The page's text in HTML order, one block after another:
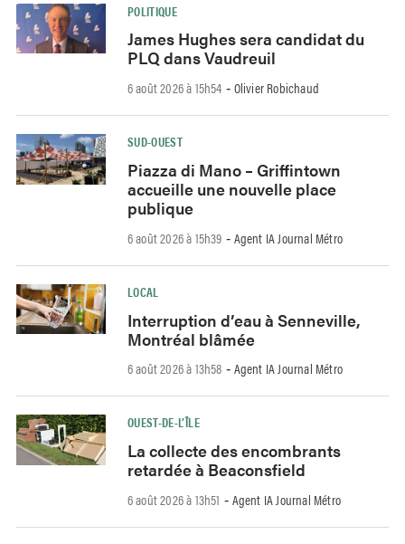
POLITIQUE
James Hughes sera candidat du
PLQ dans Vaudreuil
6 août 2026 à 15h54 - Olivier Robichaud
SUD-OUEST
Piazza di Mano – Griffintown
accueille une nouvelle place
publique
6 août 2026 à 15h39 - Agent IA Journal Métro
LOCAL
Interruption d’eau à Senneville,
Montréal blâmée
6 août 2026 à 13h58 - Agent IA Journal Métro
OUEST-DE-L’ÎLE
La collecte des encombrants
retardée à Beaconsfield
6 août 2026 à 13h51 - Agent IA Journal Métro